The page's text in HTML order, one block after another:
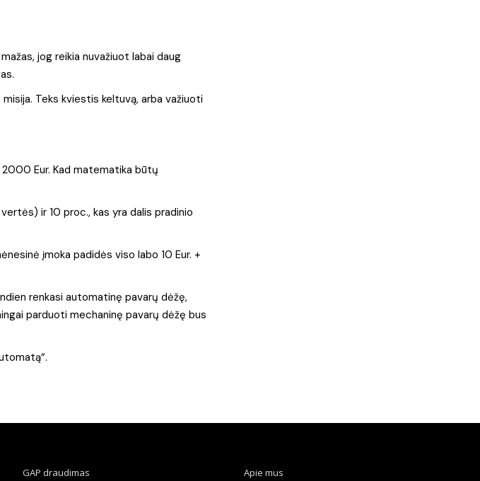
jog reikia nuvažiuot labai daug
Teks kviestis keltuvą, arba važiuoti
Eur. Kad matematika būtų
ir 10 proc., kas yra dalis pradinio
įmoka padidės viso labo 10 Eur. +
renkasi automatinę pavarų dėžę,
parduoti mechaninę pavarų dėžę bus
GAP draudimas Apie mus